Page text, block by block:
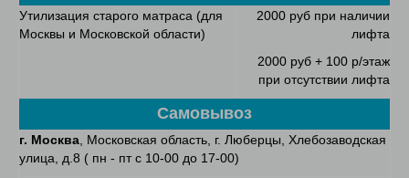
Утилизация старого матраса (для
Москвы и Московской области)
2000 руб при наличии
лифта
2000 руб + 100 р/этаж
при отсутствии лифта
Самовывоз
г. Москва , Московская область, г. Люберцы, Хлебозаводская
улица, д.8 ( пн - пт с 10-00 до 17-00)